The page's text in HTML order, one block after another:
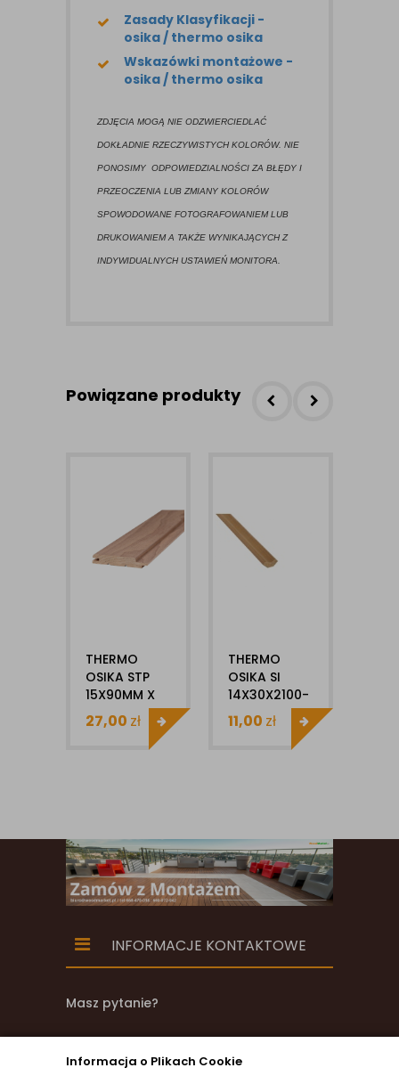
Informacja o Plikach Cookie
Zasady Klasyfikacji -
osika / thermo osika
Wskazówki montażowe -
osika / thermo osika
ZDJĘCIA MOGĄ NIE ODZWIERCIEDLAĆ
DOKŁADNIE RZECZYWISTYCH KOLORÓW. NIE
PONOSIMY ODPOWIEDZIALNOŚCI ZA BŁĘDY I
PRZEOCZENIA LUB ZMIANY KOLORÓW
SPOWODOWANE FOTOGRAFOWANIEM LUB
DRUKOWANIEM A TAKŻE WYNIKAJĄCYCH Z
INDYWIDUALNYCH USTAWIEŃ MONITORA.
Powiązane produkty
THERMO
OSIKA STP
15X90MM X
1MB DESKA
DO SAUNY
27,00 zł
THERMO
OSIKA SI
14X30X2100-
2400MM
LISTWA
WYKOŃCZENIOWA
11,00 zł
INFORMACJE KONTAKTOWE
Masz pytanie?
zadzwoń